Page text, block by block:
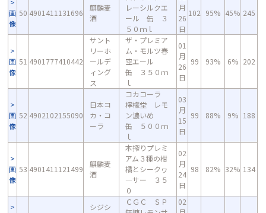
画
像
50 4901411131696
麒麟麦
酒
レーシルクエ
ール 缶 ３
５０ｍｌ
月
26
日
102 95% 45% 245
画
像
51 4901777410442
サント
リーホ
ールデ
ィング
ス
ザ・プレミア
ム・モルツ春
空エール
缶 ３５０ｍ
ｌ
01
月
26
日
99 93% 6% 202
画
像
52 4902102155090
日本コ
カ・コ
ーラ
コカコーラ
檸檬堂 レモ
ン濃いめ
缶 ５００ｍ
ｌ
03
月
15
日
99 88% 9% 188
画
像
53 4901411121499
麒麟麦
酒
本搾りプレミ
アム３種の柑
橘とシークヮ
―サー ３５
０
02
月
24
日
98 82% 32% 134
シジシ
ＣＧＣ ＳＰ
02